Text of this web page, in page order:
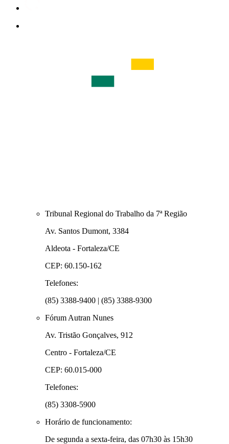
Tribunal Regional do Trabalho da 7ª Região
Av. Santos Dumont, 3384
Aldeota - Fortaleza/CE
CEP: 60.150-162
Telefones:
(85) 3388-9400 | (85) 3388-9300
Fórum Autran Nunes
Av. Tristão Gonçalves, 912
Centro - Fortaleza/CE
CEP: 60.015-000
Telefones:
(85) 3308-5900
Horário de funcionamento:
De segunda a sexta-feira, das 07h30 às 15h30